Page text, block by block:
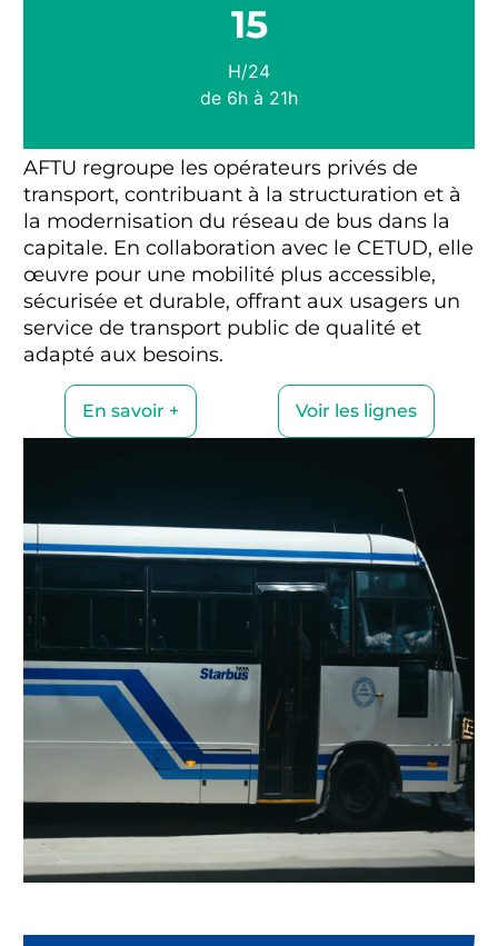
15
H/24
de 6h à 21h
AFTU regroupe les opérateurs privés de
transport, contribuant à la structuration et à
la modernisation du réseau de bus dans la
capitale. En collaboration avec le CETUD, elle
œuvre pour une mobilité plus accessible,
sécurisée et durable, offrant aux usagers un
service de transport public de qualité et
adapté aux besoins.
En savoir + Voir les lignes